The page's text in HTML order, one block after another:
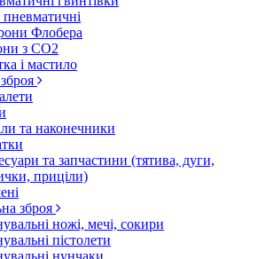
пневматичні
Флобера
з CO2
і мастило
та наконечники
та запчастини (тятива, дуги,
приціли)
зброя
ножі, мечі, сокири
пістолети
нунчаки